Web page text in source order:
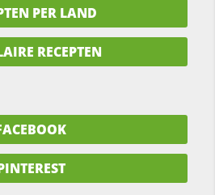
PER LAND
RECEPTEN